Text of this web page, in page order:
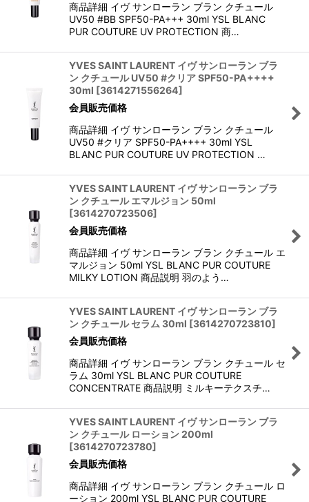
商品詳細 イヴ サンローラン ブラン クチュール
UV50 #BB SPF50-PA+++ 30ml YSL BLANC
PUR COUTURE UV PROTECTION 商…
YVES SAINT LAURENT イヴ サンローラン ブラ
ン クチュール UV50 #クリア SPF50-PA++++
30ml [3614271556264]
会員販売価格
商品詳細 イヴ サンローラン ブラン クチュール
UV50 #クリア SPF50-PA++++ 30ml YSL
BLANC PUR COUTURE UV PROTECTION …
YVES SAINT LAURENT イヴ サンローラン ブラ
ン クチュール エマルジョン 50ml
[3614270723506]
会員販売価格
商品詳細 イヴ サンローラン ブラン クチュール エ
マルジョン 50ml YSL BLANC PUR COUTURE
MILKY LOTION 商品説明 羽のよう…
YVES SAINT LAURENT イヴ サンローラン ブラ
ン クチュール セラム 30ml [3614270723810]
会員販売価格
商品詳細 イヴ サンローラン ブラン クチュール セ
ラム 30ml YSL BLANC PUR COUTURE
CONCENTRATE 商品説明 ミルキーテクスチ…
YVES SAINT LAURENT イヴ サンローラン ブラ
ン クチュール ローション 200ml
[3614270723780]
会員販売価格
商品詳細 イヴ サンローラン ブラン クチュール ロ
ーション 200ml YSL BLANC PUR COUTURE